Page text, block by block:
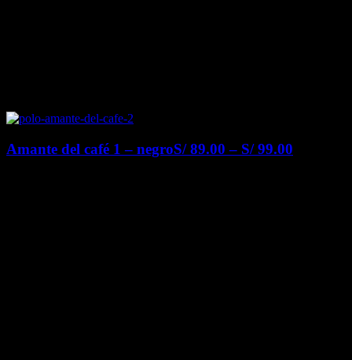
Amante del café 1 – negroS/89.00 – S/99.00